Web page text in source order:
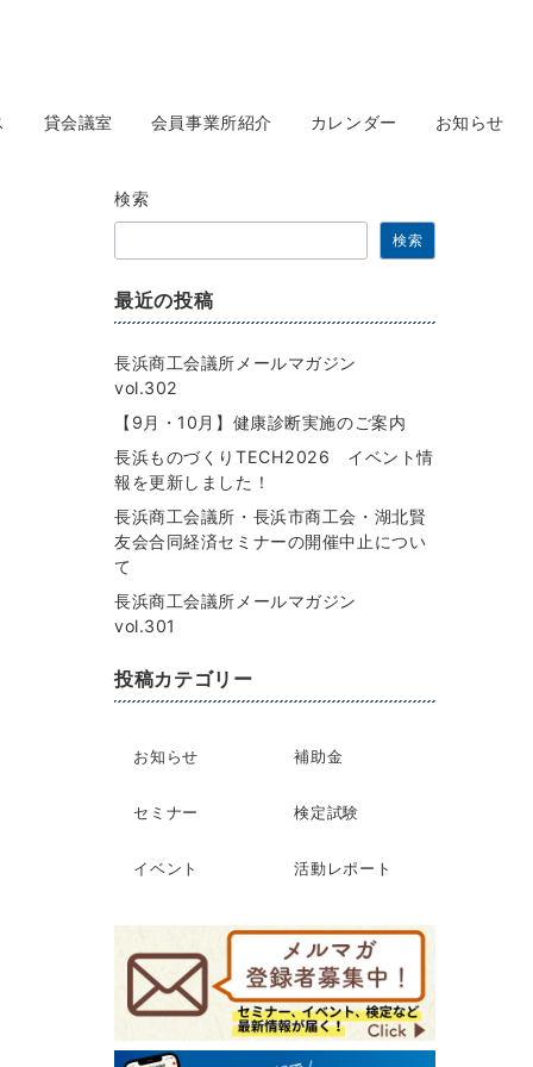
貸会議室 会員事業所紹介 カレンダー お知らせ
検索
検索
最近の投稿
長浜商工会議所メールマガジン
vol.302
【9月・10月】健康診断実施のご案内
長浜ものづくりTECH2026 イベント情
報を更新しました！
長浜商工会議所・長浜市商工会・湖北賢
友会合同経済セミナーの開催中止につい
て
長浜商工会議所メールマガジン
vol.301
投稿カテゴリー
お知らせ 補助金
セミナー 検定試験
イベント 活動レポート